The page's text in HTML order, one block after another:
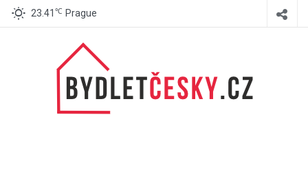
23.41 ℃ Prague